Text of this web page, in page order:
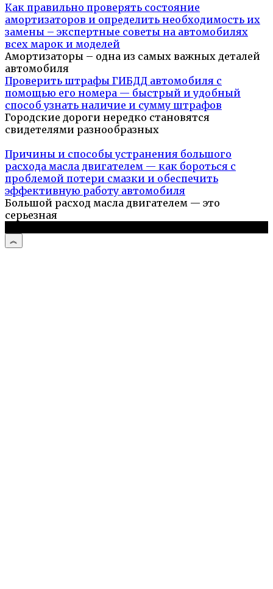
Как правильно проверять состояние
амортизаторов и определить необходимость их
замены – экспертные советы на автомобилях
всех марок и моделей
Амортизаторы – одна из самых важных деталей
автомобиля
Проверить штрафы ГИБДД автомобиля с
помощью его номера — быстрый и удобный
способ узнать наличие и сумму штрафов
Городские дороги нередко становятся
свидетелями разнообразных
Причины и способы устранения большого
расхода масла двигателем — как бороться с
проблемой потери смазки и обеспечить
эффективную работу автомобиля
Большой расход масла двигателем — это
серьезная